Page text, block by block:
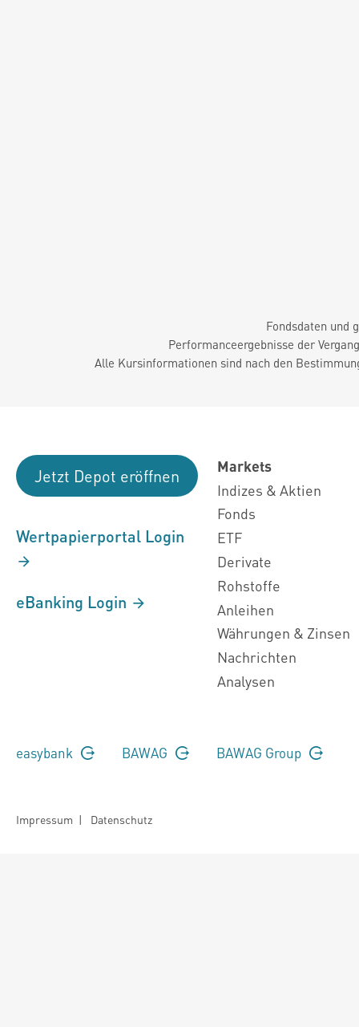
Fondsdaten und
Performanceergebnisse der
Alle Kursinformationen sind nach den
Jetzt Depot eröffnen
Wertpapierportal Login
eBanking Login
Markets
Indizes & Aktien
Fonds
ETF
Derivate
Rohstoffe
Anleihen
Währungen & Zinsen
Nachrichten
Analysen
easybank BAWAG BAWAG Group
Impressum | Datenschutz